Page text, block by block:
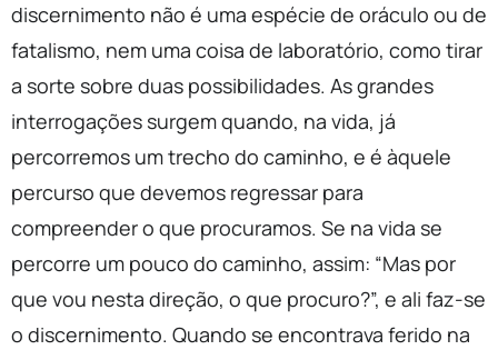
discernimento não é uma espécie de oráculo ou de
fatalismo, nem uma coisa de laboratório, como tirar
a sorte sobre duas possibilidades. As grandes
interrogações surgem quando, na vida, já
percorremos um trecho do caminho, e é àquele
percurso que devemos regressar para
compreender o que procuramos. Se na vida se
percorre um pouco do caminho, assim: “Mas por
que vou nesta direção, o que procuro?”, e ali faz-se
o discernimento. Quando se encontrava ferido na